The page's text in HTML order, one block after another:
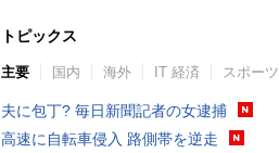
トピックス
主要 国内 海外 IT 経済 スポーツ
夫に包丁? 毎日新聞記者の女逮捕
高速に自転車侵入 路側帯を逆走